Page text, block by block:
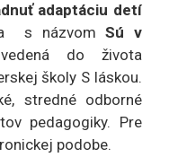
adaptáciu detí
s názvomSú v
do života
školy S láskou.
stredné odborné
pedagogiky. Pre
podobe.